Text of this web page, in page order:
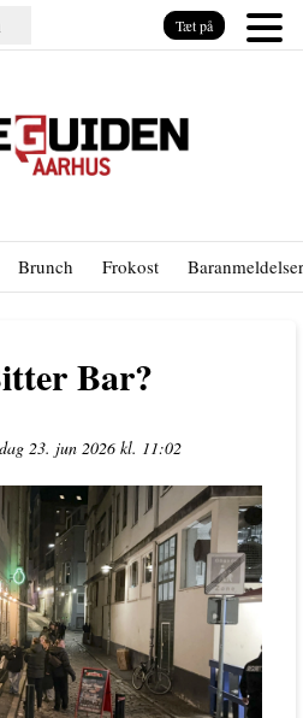
Brunch Frokost Baranmeldelser
Bar?
23. jun 2026 kl. 11:02
Tæt på